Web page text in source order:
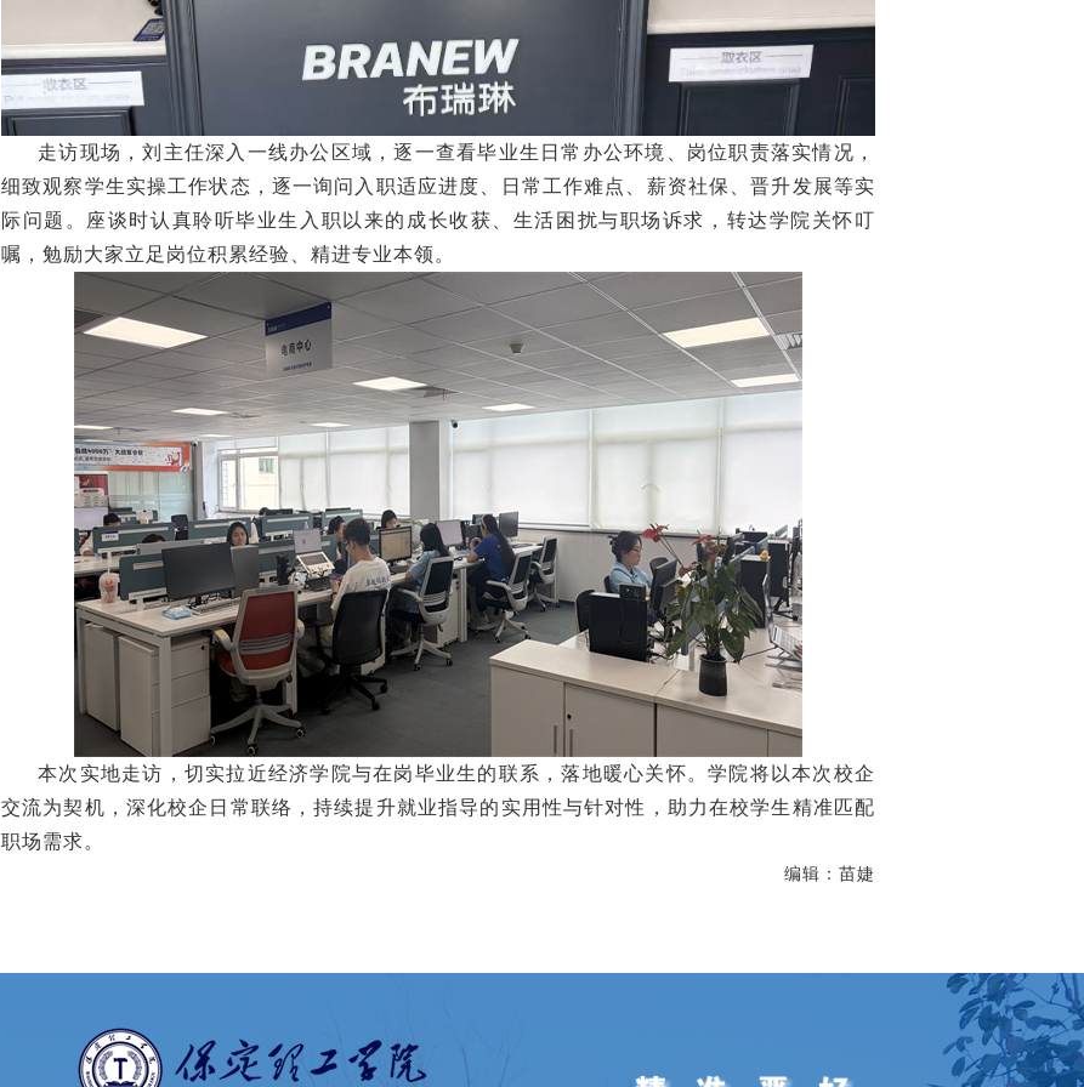
走访现场，刘主任深入一线办公区域，逐一查看毕业生日常办公环境、岗位职责落实情况，
细致观察学生实操工作状态，逐一询问入职适应进度、日常工作难点、薪资社保、晋升发展等实
际问题。座谈时认真聆听毕业生入职以来的成长收获、生活困扰与职场诉求，转达学院关怀叮
嘱，勉励大家立足岗位积累经验、精进专业本领。
本次实地走访，切实拉近经济学院与在岗毕业生的联系，落地暖心关怀。学院将以本次校企
交流为契机，深化校企日常联络，持续提升就业指导的实用性与针对性，助力在校学生精准匹配
职场需求。
编辑：苗婕